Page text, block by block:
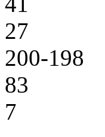
27
200-198
83
7